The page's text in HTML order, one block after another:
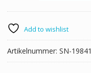
Set
Menge
Add to wishlist
Artikelnummer: SN-19841